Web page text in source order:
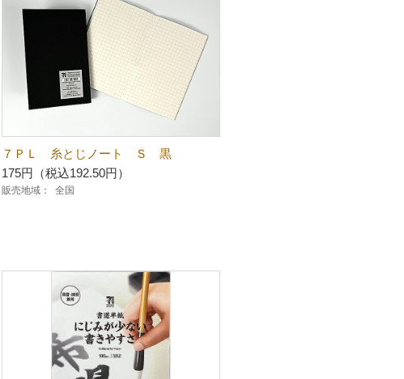
７ＰＬ 糸とじノート Ｓ 黒
175円（税込192.50円）
販売地域： 全国